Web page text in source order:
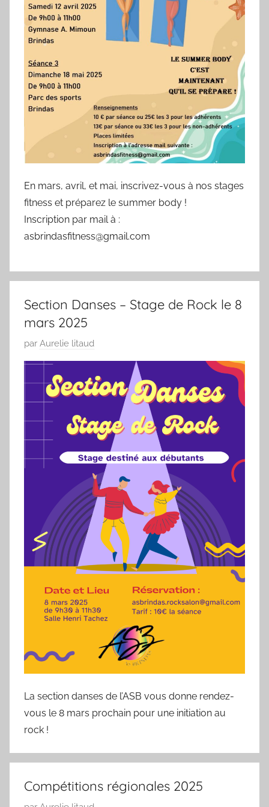
0
3
/
9
6
9
En mars, avril, et mai, inscrivez-vous à nos stages
fitness et préparez le summer body !
Inscription par mail à :
asbrindasfitness@gmail.com
Section Danses – Stage de Rock le 8
mars 2025
P
u
é
l
0
par Aurelie litaud
La section danses de l’ASB vous donne rendez-
vous le 8 mars prochain pour une initiation au
rock !
Compétitions régionales 2025